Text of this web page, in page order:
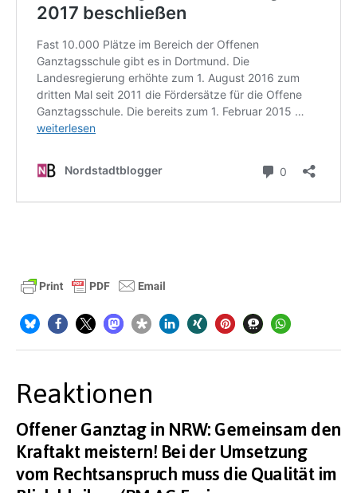
Reaktionen
Offener Ganztag in NRW: Gemeinsam den
Kraftakt meistern! Bei der Umsetzung
vom Rechtsanspruch muss die Qualität im